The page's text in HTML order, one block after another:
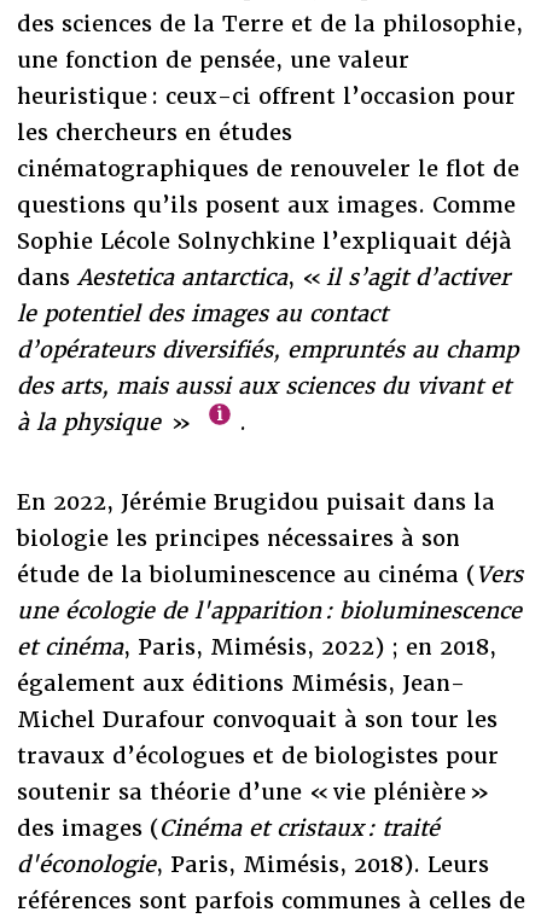
des sciences de la Terre et de la philosophie,
une fonction de pensée, une valeur
heuristique : ceux-ci offrent l’occasion pour
les chercheurs en études
cinématographiques de renouveler le flot de
questions qu’ils posent aux images. Comme
Sophie Lécole Solnychkine l’expliquait déjà
dans Aestetica antarctica, « il s’agit d’activer
le potentiel des images au contact
d’opérateurs diversifiés, empruntés au champ
des arts, mais aussi aux sciences du vivant et
à la physique » .
En 2022, Jérémie Brugidou puisait dans la
biologie les principes nécessaires à son
étude de la bioluminescence au cinéma (Vers
une écologie de l'apparition : bioluminescence
et cinéma, Paris, Mimésis, 2022) ; en 2018,
également aux éditions Mimésis, Jean-
Michel Durafour convoquait à son tour les
travaux d’écologues et de biologistes pour
soutenir sa théorie d’une « vie plénière »
des images (Cinéma et cristaux : traité
d'éconologie, Paris, Mimésis, 2018). Leurs
références sont parfois communes à celles de